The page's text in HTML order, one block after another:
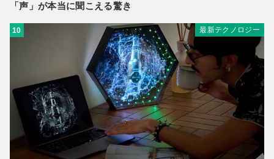
「声」が本当に聞こえる驚き
10 最新テクノロジー